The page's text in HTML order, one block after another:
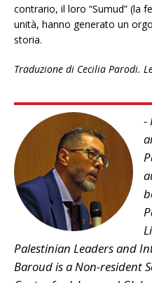
contrario, il loro “Sumud” (la
unità, hanno generato un
storia.
Traduzione di Cecilia Parodi.
-
Palestinian Leaders and
Baroud is a Non-resident